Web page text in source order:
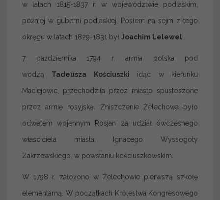
w latach 1815-1837 r. w województwie podlaskim,
później w guberni podlaskiej. Posłem na sejm z tego
okręgu w latach 1829-1831 był Joachim Lelewel
7 października 1794 r. armia polska pod
wodzą Tadeusza Kościuszki idąc w kierunku
Maciejowic, przechodziła przez miasto spustoszone
przez armię rosyjską. Zniszczenie Żelechowa było
odwetem wojennym Rosjan za udział ówczesnego
właściciela miasta, Ignacego Wyssogoty
Zakrzewskiego, w powstaniu kościuszkowskim.
W 1798 r. założono w Żelechowie pierwszą szkołę
elementarną. W początkach Królestwa Kongresowego